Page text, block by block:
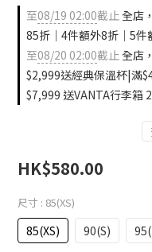
至08/19 02:00截止全店
85折｜4件額外8折｜5件
至08/20 02:00截止全店
$2,999送經典保溫杯|滿
$7,999 送VANTA行李箱
HK$580.00
尺寸 : 85(XS)
85(XS) 90(S)